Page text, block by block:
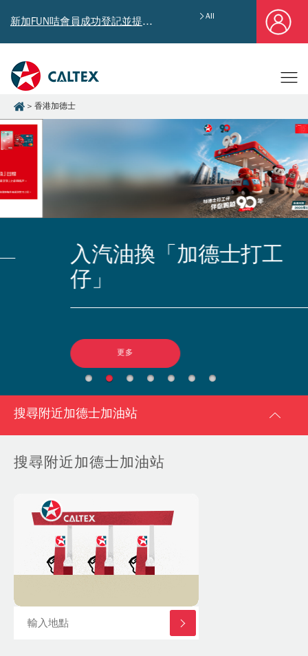
新加FUN咭會員成功登記並提供郵寄地址，即享獨家迎新汽油優惠券禮總值HK$4,640! All
香港加德士
入汽油換「加德士打工
搜尋附近加德士加油站